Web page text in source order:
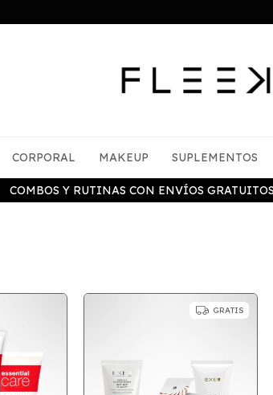
COMBOS Y RUTINAS CON ENVÍOS
CORPORAL MAKEUP SUPLEMENTOS
GRATIS